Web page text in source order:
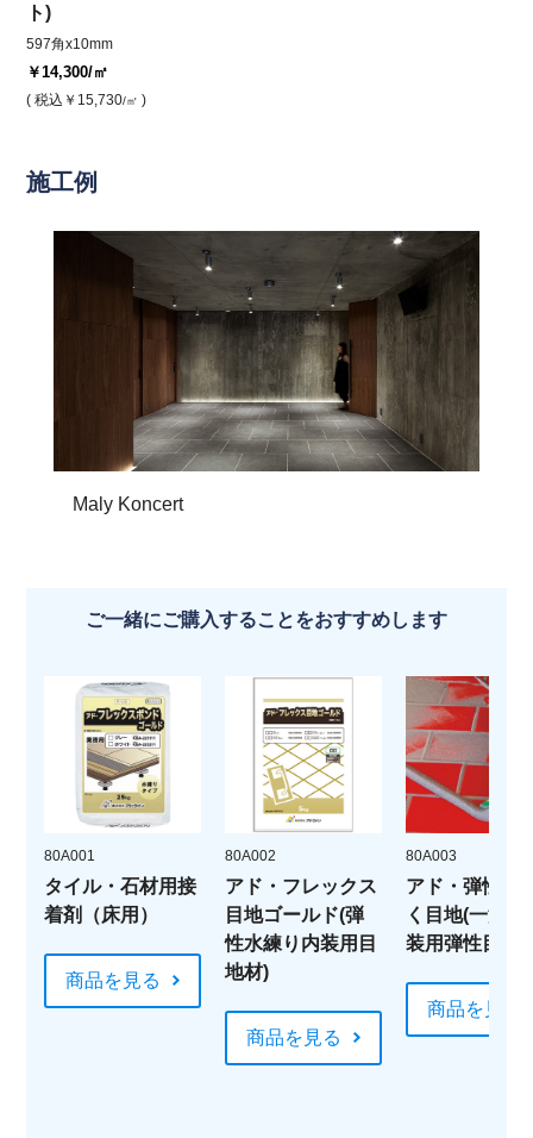
ト)
597角x10mm
￥14,300/㎡
( 税込 ￥15,730/㎡ )
施工例
Maly Koncert
ご一緒にご購入することをおすすめします
80A001
タイル・石材用接
着剤（床用）
商品を見る
80A002
アド・フレックス
目地ゴールド(弾
性水練り内装用目
地材)
商品を見る
80A003
アド・弾性ら
く目地(一液性
装用弾性目地
商品を見る